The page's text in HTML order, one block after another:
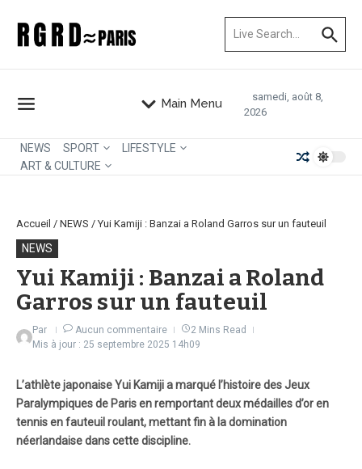
Main Menu
samedi, août 8,
2026
NEWS SPORT
LIFESTYLE
ART & CULTURE
Accueil / NEWS /Yui Kamiji : Banzai a Roland Garros sur un fauteuil
NEWS
Yui Kamiji : Banzai a Roland
Garros sur un fauteuil
Par Aucun commentaire
2 Mins Read
Mis à jour : 25 septembre 2025 14h09
L’athlète japonaise Yui Kamiji a marqué l’histoire des Jeux
Paralympiques de Paris en remportant deux médailles d’or en
tennis en fauteuil roulant, mettant fin à la domination
néerlandaise dans cette discipline.